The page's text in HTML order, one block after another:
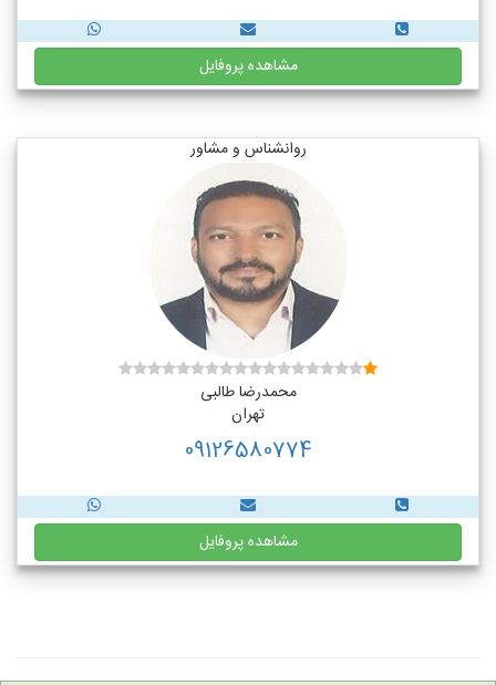
مشاهده پروفایل
روانشناس و مشاور
محمدرضا طالبی
تهران
09126580774
مشاهده پروفایل